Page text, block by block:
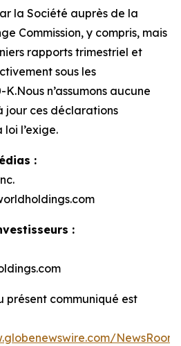
la Société auprès de la
Commission, y compris, mais
rapports trimestriel et
sous les
n’assumons aucune
jour ces déclarations
l’exige.
:
:
présent communiqué est